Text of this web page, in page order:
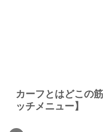
カーフとはどこの
ッチメニュー】